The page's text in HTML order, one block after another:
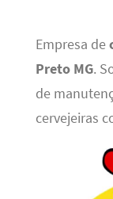
Empresa de
Preto MG.
de
cervejeiras